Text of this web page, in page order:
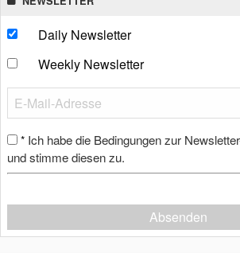
Daily Newsletter
Weekly Newsletter
* Ich habe die Bedingungen zur
und stimme diesen zu.
Absenden